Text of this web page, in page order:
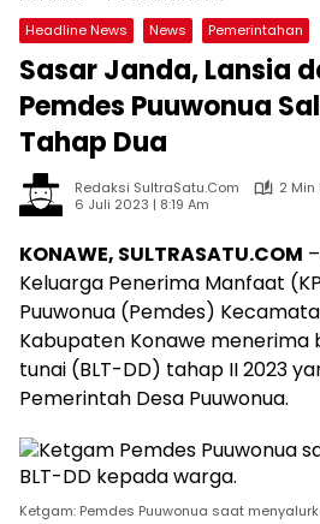
Headline News News Pemerintahan
Sasar Janda, Lansia
Pemdes Puuwonua
Tahap Dua
Redaksi SultraSatu.Com
2 Min
6 Juli 2023 | 8:19 Am
KONAWE, SULTRASATU.COM
Keluarga Penerima Manfaat
Puuwonua (Pemdes)
Kabupaten Konawe menerima
tunai (BLT-DD) tahap II 2023
Pemerintah Desa Puuwonua.
Ketgam: Pemdes Puuwonua saat